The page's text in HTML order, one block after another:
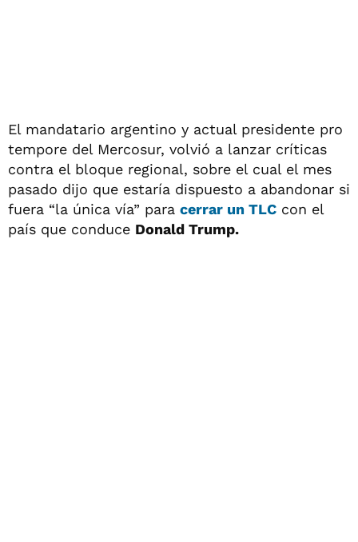
El mandatario argentino y actual presidente pro
tempore del Mercosur, volvió a lanzar críticas
contra el bloque regional, sobre el cual el mes
pasado dijo que estaría dispuesto a abandonar si
fuera “la única vía” para cerrar un TLC con el
país que conduce Donald Trump.